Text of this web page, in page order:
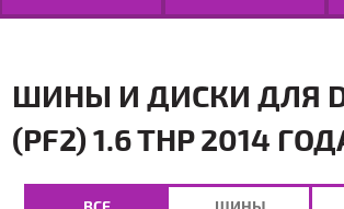
ШИНЫ И ДИСКИ ДЛЯ
(PF2) 1.6 THP 2014